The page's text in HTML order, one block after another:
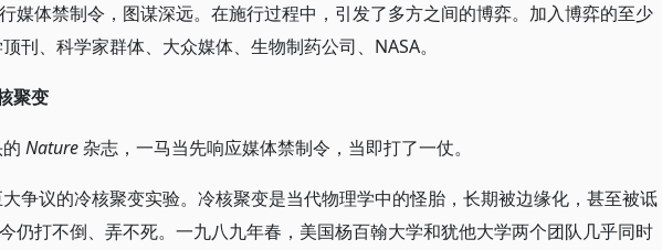
媒体禁制令，图谋深远。在施行过程中，引发了多方之间的博弈。加入博弈的至少
刊、科学家群体、大众媒体、生物制药公司、NASA。
聚变
Nature杂志，一马当先响应媒体禁制令，当即打了一仗。
争议的冷核聚变实验。冷核聚变是当代物理学中的怪胎，长期被边缘化，甚至被诋
仍打不倒、弄不死。一九八九年春，美国杨百翰大学和犹他大学两个团队几乎同时